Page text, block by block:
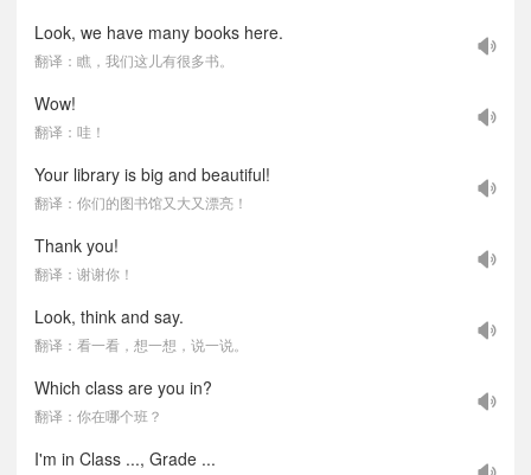
Look, we have many books here.
翻译：瞧，我们这儿有很多书。
Wow!
翻译：哇！
Your library is big and beautiful!
翻译：你们的图书馆又大又漂亮！
Thank you!
翻译：谢谢你！
Look, think and say.
翻译：看一看，想一想，说一说。
Which class are you in?
翻译：你在哪个班？
I'm in Class ..., Grade ...